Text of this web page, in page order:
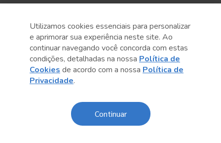
Utilizamos cookies essenciais para personalizar
e aprimorar sua experiência neste site. Ao
continuar navegando você concorda com estas
condições, detalhadas na nossa Política de
Cookies de acordo com a nossa Política de
Privacidade.
Continuar